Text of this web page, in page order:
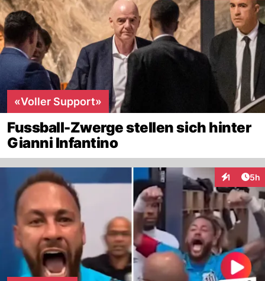
«Voller Support»
Fussball-Zwerge stellen sich hinter
Gianni Infantino
1 5h